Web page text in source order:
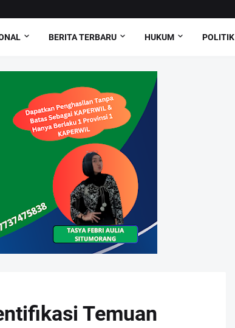
BERITA TERBARU HUKUM POLITIK
Temuan